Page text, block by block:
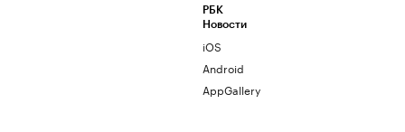
РБК
Новости
iOS
Android
AppGallery